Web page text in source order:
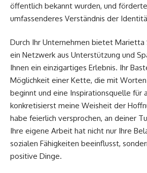
öffentlich bekannt wurden, und
umfassenderes Verständnis der
Durch Ihr Unternehmen bietet Marietta
ein Netzwerk aus Unterstützung und
Ihnen ein einzigartiges Erlebnis. Ihr
Möglichkeit einer Kette, die mit Worten
beginnt und eine Inspirationsquelle für
konkretisierst meine Weisheit der
habe feierlich versprochen, an deiner
Ihre eigene Arbeit hat nicht nur Ihre
sozialen Fähigkeiten beeinflusst,
positive Dinge.